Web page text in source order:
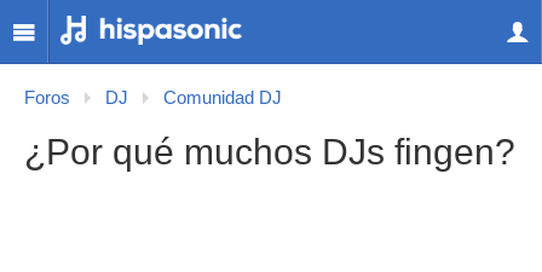
Foros DJ Comunidad DJ
¿Por qué muchos DJs fingen?